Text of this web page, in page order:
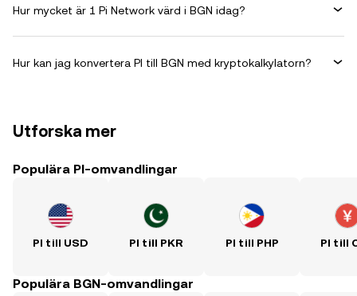
Hur mycket är 1 Pi Network värd i BGN idag?
Hur kan jag konvertera PI till BGN med kryptokalkylatorn?
Utforska mer
Populära PI-omvandlingar
PI till USD PI till PKR PI till PHP PI till
Populära BGN-omvandlingar